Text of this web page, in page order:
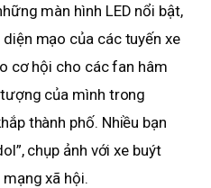
màn hình LED nổi bật,
mạo của các tuyến xe
cơ hội cho các fan hâm
của mình trong
thành phố. Nhiều bạn
chụp ảnh với xe buýt
xã hội.